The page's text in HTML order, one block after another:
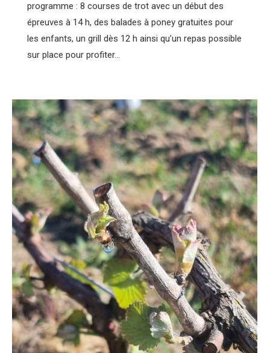
programme : 8 courses de trot avec un début des
épreuves à 14 h, des balades à poney gratuites pour
les enfants, un grill dès 12 h ainsi qu’un repas possible
sur place pour profiter…